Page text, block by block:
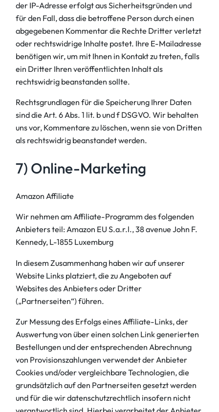
der IP-Adresse erfolgt aus Sicherheitsgründen und
für den Fall, dass die betroffene Person durch einen
abgegebenen Kommentar die Rechte Dritter verletzt
oder rechtswidrige Inhalte postet. Ihre E-Mailadresse
benötigen wir, um mit Ihnen in Kontakt zu treten, falls
ein Dritter Ihren veröffentlichten Inhalt als
rechtswidrig beanstanden sollte.
Rechtsgrundlagen für die Speicherung Ihrer Daten
sind die Art. 6 Abs. 1 lit. b und f DSGVO. Wir behalten
uns vor, Kommentare zu löschen, wenn sie von Dritten
als rechtswidrig beanstandet werden.
7) Online-Marketing
Amazon Affiliate
Wir nehmen am Affiliate-Programm des folgenden
Anbieters teil: Amazon EU S.a.r.l., 38 avenue John F.
Kennedy, L-1855 Luxemburg
In diesem Zusammenhang haben wir auf unserer
Website Links platziert, die zu Angeboten auf
Websites des Anbieters oder Dritter
(„Partnerseiten“) führen.
Zur Messung des Erfolgs eines Affiliate-Links, der
Auswertung von über einen solchen Link generierten
Bestellungen und der entsprechenden Abrechnung
von Provisionszahlungen verwendet der Anbieter
Cookies und/oder vergleichbare Technologien, die
grundsätzlich auf den Partnerseiten gesetzt werden
und für die wir datenschutzrechtlich insofern nicht